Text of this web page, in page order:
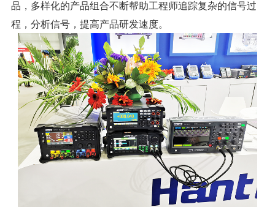
品， 多样化的产品组合不断帮助工程师追踪复杂的信号过
程，分析信号，提高产品研发速度。